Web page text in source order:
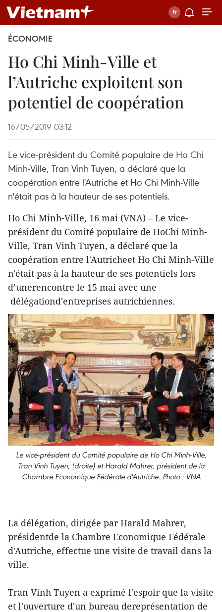
ÉCONOMIE
Ho Chi Minh-Ville et
l’Autriche exploitent son
potentiel de coopération
16/05/2019 03:12
Le vice-président du Comité populaire de Ho Chi
Minh-Ville, Tran Vinh Tuyen, a déclaré que la
coopération entre l'Autriche et Ho Chi Minh-Ville
n'était pas à la hauteur de ses potentiels.
Ho Chi Minh-Ville, 16 mai (VNA) – Le vice-
président du Comité populaire de HoChi Minh-
Ville, Tran Vinh Tuyen, a déclaré que la
coopération entre l'Autricheet Ho Chi Minh-Ville
n'était pas à la hauteur de ses potentiels lors
d’unerencontre le 15 mai avec une
délégationd'entreprises autrichiennes.
Le vice-président du Comité populaire de Ho Chi Minh-Ville,
Tran Vinh Tuyen, (droite) et Harald Mahrer, président de la
Chambre Economique Fédérale d'Autriche. Photo : VNA
La délégation, dirigée par Harald Mahrer,
présidentde la Chambre Economique Fédérale
d'Autriche, effectue une visite de travail dans la
ville.
Tran Vinh Tuyen a exprimé l'espoir que la visite
et l'ouverture d'un bureau dereprésentation de